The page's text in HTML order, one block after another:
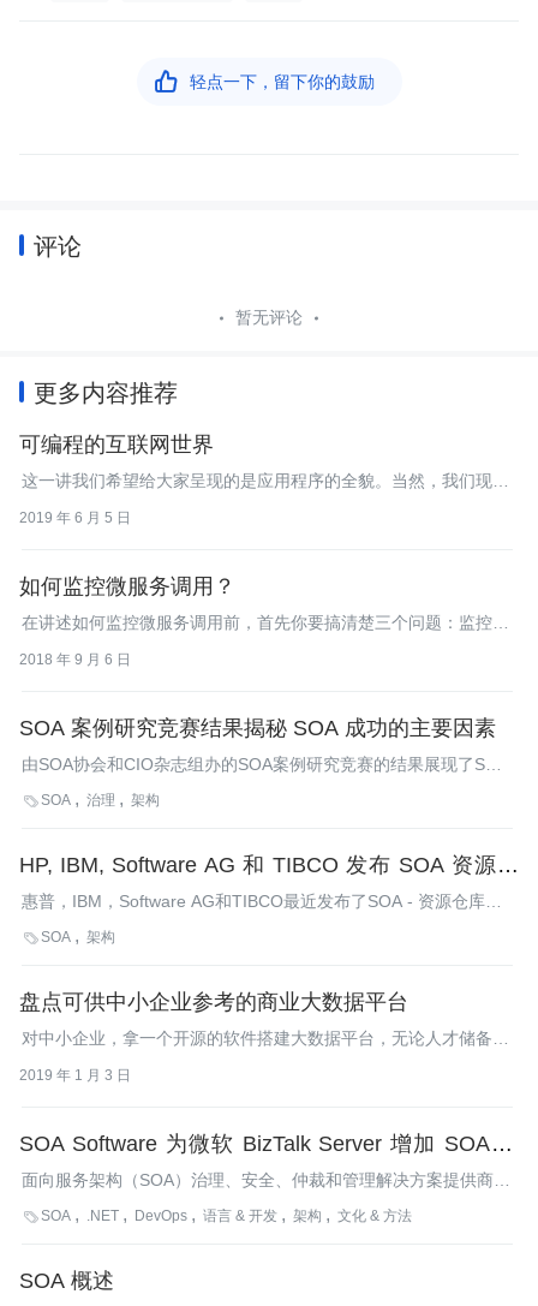
 轻点一下，留下你的鼓励
评论
暂无评论
更多内容推荐
可编程的互联网世界
这一讲我们希望给大家呈现的是应用程序的全貌。当然，我们现在
2019 年 6 月 5 日
如何监控微服务调用？
在讲述如何监控微服务调用前，首先你要搞清楚三个问题：监控的
2018 年 9 月 6 日
SOA 案例研究竞赛结果揭秘 SOA 成功的主要因素
由SOA协会和CIO杂志组办的SOA案例研究竞赛的结果展现了SOA
实现中的公共话题，包括：业务IT强有力的合作是成功实现SOA的
SOA 治理 架构
HP, IBM, Software AG 和 TIBCO 发布 SOA 资源仓
库规范 0.9 版
惠普，IBM，Software AG和TIBCO最近发布了SOA - 资源仓库工
件模型和协议规范(S-RAMP)0.9版，展示了IBM，惠普，Software
SOA 架构
盘点可供中小企业参考的商业大数据平台
对中小企业，拿一个开源的软件搭建大数据平台，无论人才储备还
2019 年 1 月 3 日
SOA Software 为微软 BizTalk Server 增加 SOA 管
理
面向服务架构（SOA）治理、安全、仲裁和管理解决方案提供商，
SOA Software，宣布与微软的合作伙伴关系，为BizTalk Server
SOA .NET DevOps 语言 & 开发 架构 文化 & 方法
SOA 概述